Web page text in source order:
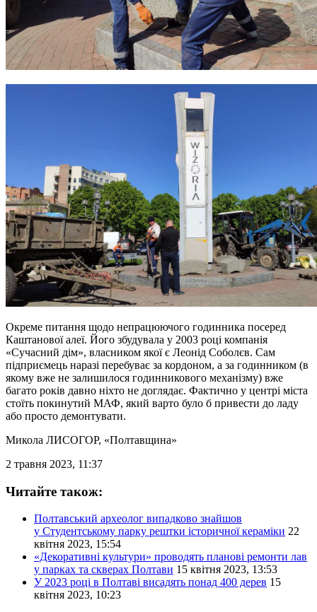
Окреме питання щодо непрацюючого годинника посеред
Каштанової алеї. Його збудувала у 2003 році компанія
«Сучасний дім», власником якої є Леонід Соболєв. Сам
підприємець наразі перебуває за кордоном, а за годинником (в
якому вже не залишилося годинникового механізму) вже
багато років давно ніхто не доглядає. Фактично у центрі міста
стоїть покинутий МАФ, який варто було б привести до ладу
або просто демонтувати.
Микола ЛИСОГОР, «Полтавщина»
2 травня 2023, 11:37
Читайте також:
Полтавський археолог випадково знайшов
у Студентському парку рештки історичної кераміки 22
квітня 2023, 15:54
«Декоративні культури» проводять планові ремонти лав
у парках та скверах Полтави 15 квітня 2023, 13:53
У 2023 році в Полтаві висадять понад 400 дерев 15
квітня 2023, 10:23